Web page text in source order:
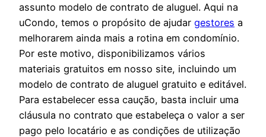
assunto modelo de contrato de aluguel. Aqui na
uCondo, temos o propósito de ajudar gestores a
melhorarem ainda mais a rotina em condomínio.
Por este motivo, disponibilizamos vários
materiais gratuitos em nosso site, incluindo um
modelo de contrato de aluguel gratuito e editável.
Para estabelecer essa caução, basta incluir uma
cláusula no contrato que estabeleça o valor a ser
pago pelo locatário e as condições de utilização